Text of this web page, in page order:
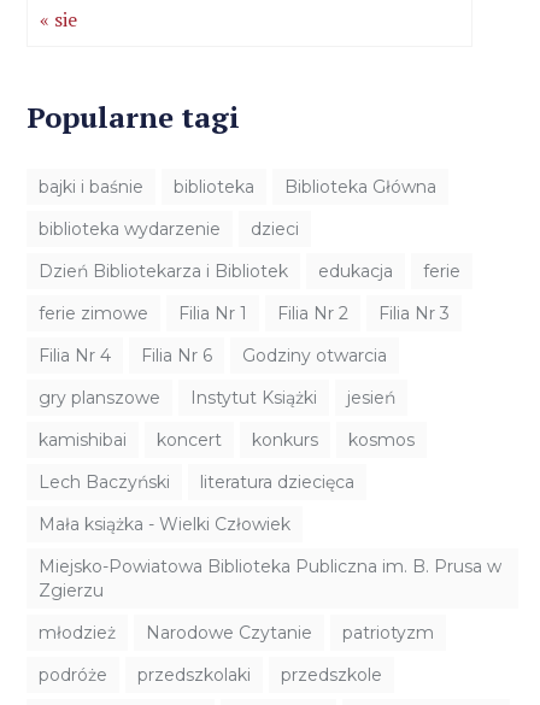
« sie
Popularne tagi
bajki i baśnie biblioteka
Biblioteka Główna
biblioteka wydarzenie
dzieci
Dzień Bibliotekarza i Bibliotek
edukacja
ferie
ferie zimowe
Filia Nr 1 Filia Nr 2
Filia Nr 3
Filia Nr 4
Filia Nr 6
Godziny otwarcia
gry planszowe
Instytut Książki
jesień
kamishibai
koncert konkurs
kosmos
Lech Baczyński
literatura dziecięca
Mała książka - Wielki Człowiek
Miejsko-Powiatowa Biblioteka Publiczna im. B. Prusa w
Zgierzu
młodzież
Narodowe Czytanie
patriotyzm
podróże
przedszkolaki
przedszkole